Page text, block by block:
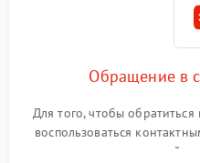
Обращение в
Для того, чтобы
воспользоваться
или оставить свой